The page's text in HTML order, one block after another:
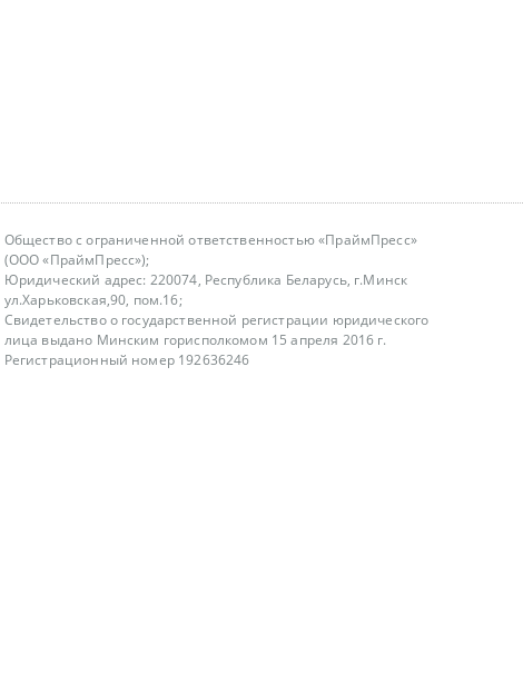
Общество с ограниченной ответственностью «ПраймПресс»
(ООО «ПраймПресс»);
Юридический адрес: 220074, Республика Беларусь, г.Минск
ул.Харьковская,90, пом.16;
Свидетельство о государственной регистрации юридического
лица выдано Минским горисполкомом 15 апреля 2016 г.
Регистрационный номер 192636246